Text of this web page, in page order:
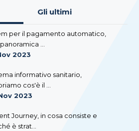
Gli ultimi
per il pagamento automatico,
...
2023
informativo sanitario,
cos'è il ...
2023
Journey, in cosa consiste e
è strat...